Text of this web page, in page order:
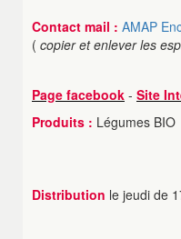
Contact mail : AMAP
( copier et enlever les
Page facebook - Site
Produits : Légumes BIO
Distribution le jeudi de